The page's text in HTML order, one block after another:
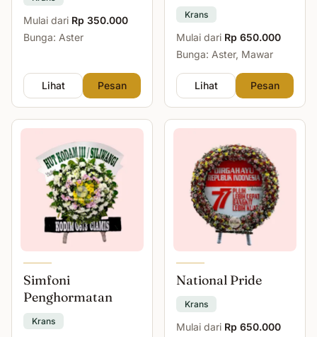
Mulai dari Rp 350.000
Bunga: Aster
Lihat Pesan
Krans
Mulai dari Rp 650.000
Bunga: Aster, Mawar
Lihat Pesan
Simfoni
Penghormatan
Krans
National Pride
Krans
Mulai dari Rp 650.000